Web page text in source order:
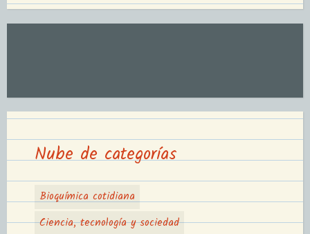
Nube de categorías
Bioquímica cotidiana
Ciencia, tecnología y sociedad